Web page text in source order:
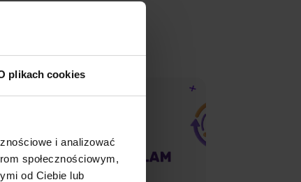
plikach cookies
i analizować
społecznościowym,
od Ciebie lub